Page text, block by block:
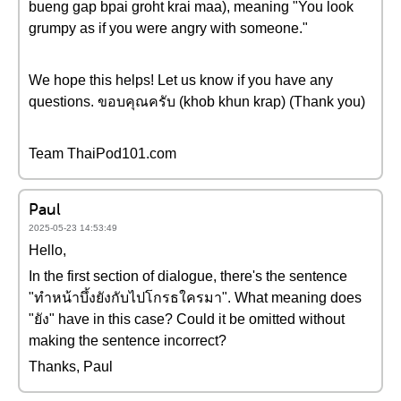
bueng gap bpai groht krai maa), meaning "You look
grumpy as if you were angry with someone."
We hope this helps! Let us know if you have any
questions. ขอบคุณครับ (khob khun krap) (Thank you)
Team ThaiPod101.com
Paul
2025-05-23 14:53:49
Hello,
In the first section of dialogue, there's the sentence
"ทำหน้าบึ้งยังกับไปโกรธใครมา". What meaning does
"ยัง" have in this case? Could it be omitted without
making the sentence incorrect?
Thanks, Paul